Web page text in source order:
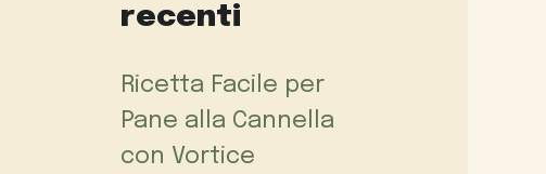
recenti
Ricetta Facile per
Pane alla Cannella
con Vortice